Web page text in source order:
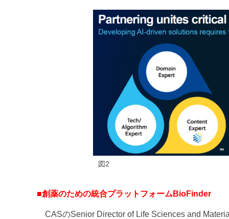
図2
■創薬のための統合プラットフォームBioFinder
CASのSenior Director of Life Sciences and